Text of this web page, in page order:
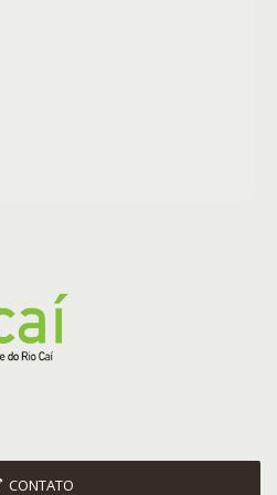
CONTATO